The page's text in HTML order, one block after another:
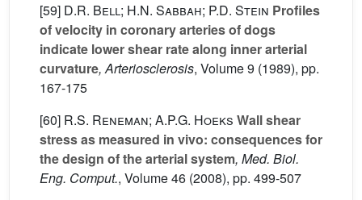
[59] D.R. Bell; H.N. Sabbah; P.D. Stein Profiles
of velocity in coronary arteries of dogs
indicate lower shear rate along inner arterial
curvature, Arteriosclerosis, Volume 9 (1989), pp.
167-175
[60] R.S. Reneman; A.P.G. Hoeks Wall shear
stress as measured in vivo: consequences for
the design of the arterial system, Med. Biol.
Eng. Comput., Volume 46 (2008), pp. 499-507